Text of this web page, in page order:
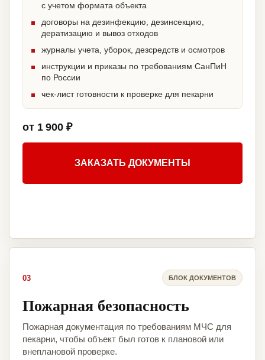
с учетом формата объекта
договоры на дезинфекцию, дезинсекцию,
дератизацию и вывоз отходов
журналы учета, уборок, дезсредств и осмотров
инструкции и приказы по требованиям СанПиН
по России
чек-лист готовности к проверке для пекарни
от 1 900 ₽
ЗАКАЗАТЬ ДОКУМЕНТЫ
03 БЛОК ДОКУМЕНТОВ
Пожарная безопасность
Пожарная документация по требованиям МЧС для
пекарни, чтобы объект был готов к плановой или
внеплановой проверке.